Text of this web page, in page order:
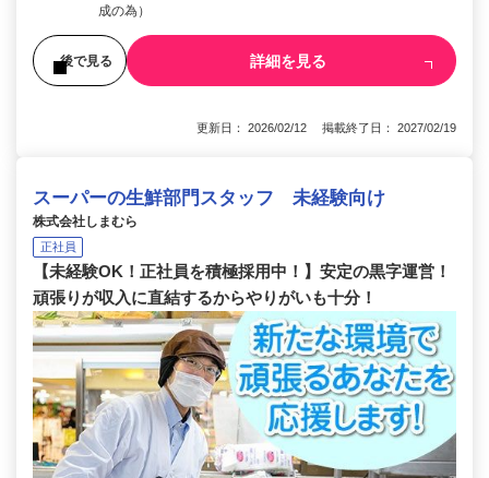
成の為）
後で見る 詳細を見る
更新日： 2026/02/12 掲載終了日： 2027/02/19
スーパーの生鮮部門スタッフ 未経験向け
株式会社しまむら
正社員
【未経験OK！正社員を積極採用中！】安定の黒字運営！
頑張りが収入に直結するからやりがいも十分！